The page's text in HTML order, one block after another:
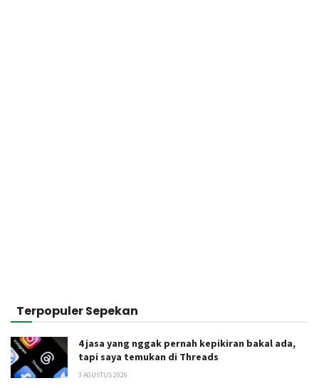
Terpopuler Sepekan
4 jasa yang nggak pernah kepikiran bakal ada,
tapi saya temukan di Threads
3 AGUSTUS 2026